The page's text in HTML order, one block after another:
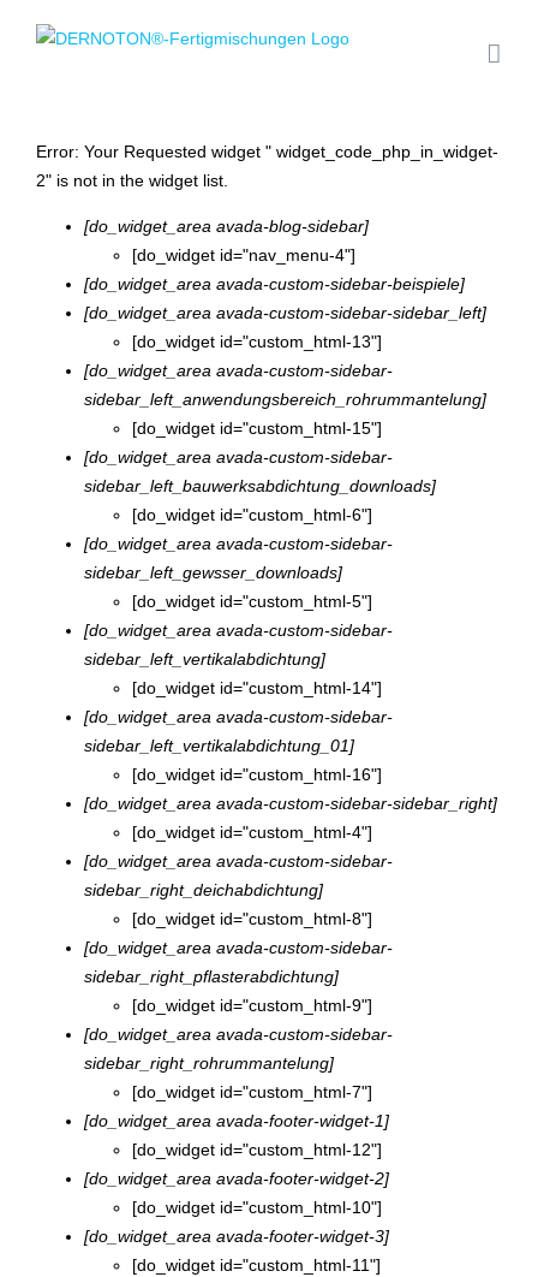
Inhalt
Error: Your Requested widget " widget_code_php_in_widget-
2" is not in the widget list.
[do_widget_area avada-blog-sidebar]
[do_widget id="nav_menu-4"]
[do_widget_area avada-custom-sidebar-beispiele]
[do_widget_area avada-custom-sidebar-sidebar_left]
[do_widget id="custom_html-13"]
[do_widget_area avada-custom-sidebar-
sidebar_left_anwendungsbereich_rohrummantelung]
[do_widget id="custom_html-15"]
[do_widget_area avada-custom-sidebar-
sidebar_left_bauwerksabdichtung_downloads]
[do_widget id="custom_html-6"]
[do_widget_area avada-custom-sidebar-
sidebar_left_gewsser_downloads]
[do_widget id="custom_html-5"]
[do_widget_area avada-custom-sidebar-
sidebar_left_vertikalabdichtung]
[do_widget id="custom_html-14"]
[do_widget_area avada-custom-sidebar-
sidebar_left_vertikalabdichtung_01]
[do_widget id="custom_html-16"]
[do_widget_area avada-custom-sidebar-sidebar_right]
[do_widget id="custom_html-4"]
[do_widget_area avada-custom-sidebar-
sidebar_right_deichabdichtung]
[do_widget id="custom_html-8"]
[do_widget_area avada-custom-sidebar-
sidebar_right_pflasterabdichtung]
[do_widget id="custom_html-9"]
[do_widget_area avada-custom-sidebar-
sidebar_right_rohrummantelung]
[do_widget id="custom_html-7"]
[do_widget_area avada-footer-widget-1]
[do_widget id="custom_html-12"]
[do_widget_area avada-footer-widget-2]
[do_widget id="custom_html-10"]
[do_widget_area avada-footer-widget-3]
[do_widget id="custom_html-11"]